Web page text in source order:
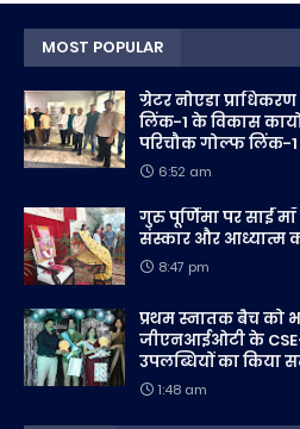
MOST POPULAR
ग्रेटर नोएडा
लिंक-1 के विकास
परिचौक गोल्फ लिंक-1
6:52 am
गुरु पूर्णिमा पर साईं
संस्कार और आध्यात्म
8:47 pm
प्रथम स्नातक बैच को
जीएनआईओटी के
उपलब्धियों का किया
1:48 am